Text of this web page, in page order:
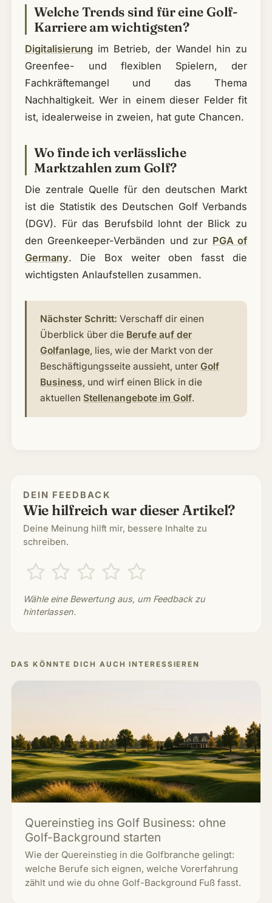
Welche Trends sind für eine Golf-
Karriere am wichtigsten?
Digitalisierung im Betrieb, der Wandel hin zu
Greenfee- und flexiblen Spielern, der
Fachkräftemangel und das Thema
Nachhaltigkeit. Wer in einem dieser Felder fit
ist, idealerweise in zweien, hat gute Chancen.
Wo finde ich verlässliche
Marktzahlen zum Golf?
Die zentrale Quelle für den deutschen Markt
ist die Statistik des Deutschen Golf Verbands
(DGV). Für das Berufsbild lohnt der Blick zu
den Greenkeeper-Verbänden und zur PGA of
Germany. Die Box weiter oben fasst die
wichtigsten Anlaufstellen zusammen.
Nächster Schritt: Verschaff dir einen
Überblick über die Berufe auf der
Golfanlage, lies, wie der Markt von der
Beschäftigungsseite aussieht, unterGolf
Business, und wirf einen Blick in die
aktuellen Stellenangebote im Golf.
DEIN FEEDBACK
Wie hilfreich war dieser Artikel?
Deine Meinung hilft mir, bessere Inhalte zu
schreiben.
Wähle eine Bewertung aus, um Feedback zu
hinterlassen.
DAS KÖNNTE DICH AUCH INTERESSIEREN
Quereinstieg ins Golf Business: ohne
Golf-Background starten
Wie der Quereinstieg in die Golfbranche gelingt:
welche Berufe sich eignen, welche Vorerfahrung
zählt und wie du ohne Golf-Background Fuß fasst.